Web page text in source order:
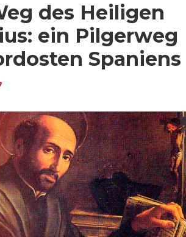
des Heiligen
ein Pilgerweg
Spaniens